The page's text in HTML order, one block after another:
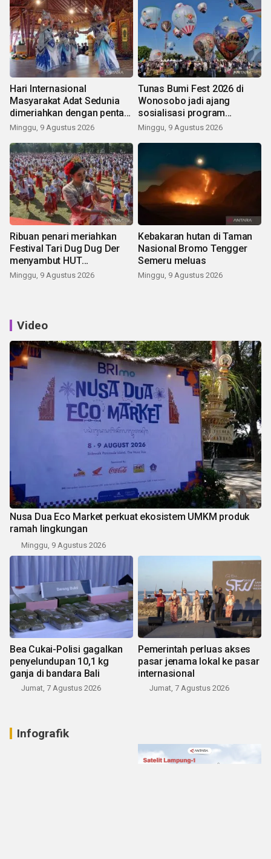
Hari Internasional
Masyarakat Adat Sedunia
dimeriahkan dengan pentas
seni budaya Bali
Minggu, 9 Agustus 2026
Tunas Bumi Fest 2026 di
Wonosobo jadi ajang
sosialisasi program
pemerintah lewat balon
Minggu, 9 Agustus 2026
Ribuan penari meriahkan
Festival Tari Dug Dug Der
menyambut HUT
Kemerdekaan
Minggu, 9 Agustus 2026
Kebakaran hutan di Taman
Nasional Bromo Tengger
Semeru meluas
Minggu, 9 Agustus 2026
Video
Nusa Dua Eco Market perkuat ekosistem UMKM produk
ramah lingkungan
Minggu, 9 Agustus 2026
Bea Cukai-Polisi gagalkan
penyelundupan 10,1 kg
ganja di bandara Bali
Jumat, 7 Agustus 2026
Pemerintah perluas akses
pasar jenama lokal ke pasar
internasional
Jumat, 7 Agustus 2026
Infografik